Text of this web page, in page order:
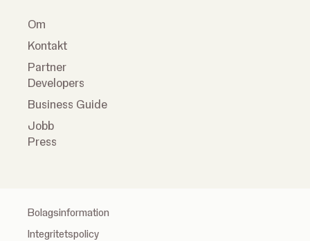
Om
Kontakt
Partner
Developers
Business Guide
Jobb
Press
Bolagsinformation
Integritetspolicy